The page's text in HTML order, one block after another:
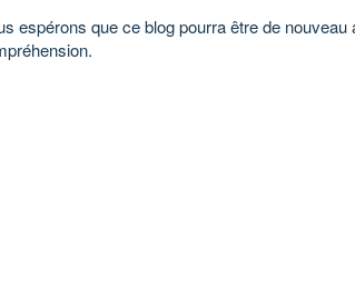
espérons que ce blog pourra être de